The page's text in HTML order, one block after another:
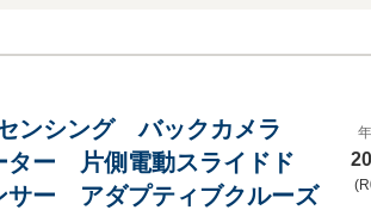
ンシング バックカメラ
ー 片側電動スライドド
ー アダプティブクルーズ